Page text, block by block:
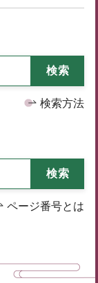
検索方法
ページ番号とは